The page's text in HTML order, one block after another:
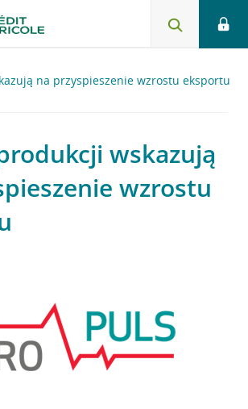
na przyspieszenie wzrostu eksportu
wskazują
wzrostu